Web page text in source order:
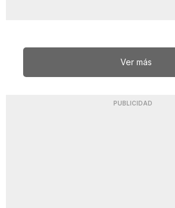
Ver más
PUBLICIDAD